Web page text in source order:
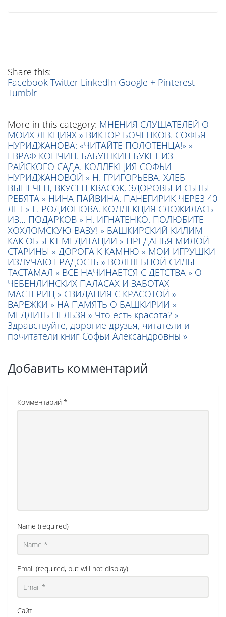
Share this:
Facebook Twitter LinkedIn Google + Pinterest
Tumblr
More in this category: МНЕНИЯ СЛУШАТЕЛЕЙ О
МОИХ ЛЕКЦИЯХ » ВИКТОР БОЧЕНКОВ. СОФЬЯ
НУРИДЖАНОВА: «ЧИТАЙТЕ ПОЛОТЕНЦА!» »
ЕВРАФ КОНЧИН. БАБУШКИН БУКЕТ ИЗ
РАЙСКОГО САДА. КОЛЛЕКЦИЯ СОФЬИ
НУРИДЖАНОВОЙ » Н. ГРИГОРЬЕВА. ХЛЕБ
ВЫПЕЧЕН, ВКУСЕН КВАСОК, ЗДОРОВЫ И СЫТЫ
РЕБЯТА » НИНА ПАЙВИНА. ПАНЕГИРИК ЧЕРЕЗ 40
ЛЕТ » Г. РОДИОНОВА. КОЛЛЕКЦИЯ СЛОЖИЛАСЬ
ИЗ… ПОДАРКОВ » Н. ИГНАТЕНКО. ПОЛЮБИТЕ
ХОХЛОМСКУЮ ВАЗУ! » БАШКИРСКИЙ КИЛИМ
КАК ОБЪЕКТ МЕДИТАЦИИ » ПРЕДАНЬЯ МИЛОЙ
СТАРИНЫ » ДОРОГА К КАМНЮ » МОИ ИГРУШКИ
ИЗЛУЧАЮТ РАДОСТЬ » ВОЛШЕБНОЙ СИЛЫ
ТАСТАМАЛ » ВСЕ НАЧИНАЕТСЯ С ДЕТСТВА » О
ЧЕБЕНЛИНСКИХ ПАЛАСАХ И ЗАБОТАХ
МАСТЕРИЦ » СВИДАНИЯ С КРАСОТОЙ »
ВАРЕЖКИ » НА ПАМЯТЬ О БАШКИРИИ »
МЕДЛИТЬ НЕЛЬЗЯ » Что есть красота? »
Здравствуйте, дорогие друзья, читатели и
почитатели книг Софьи Александровны »
Добавить комментарий
Комментарий *
Name (required)
Email (required, but will not display)
Сайт